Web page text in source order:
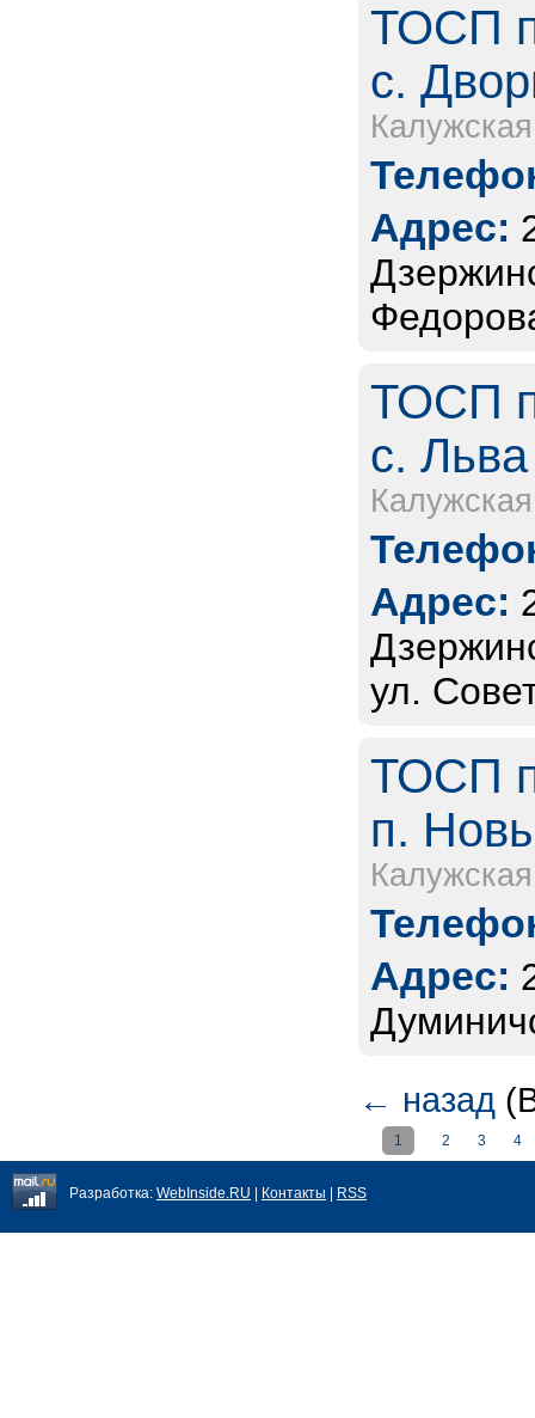
ТОСП
с.
Адрес:
ТОСП
с. Льва
Адрес:
ул.
ТОСП
п.
Адрес:
← назад
1 2 3 4
Разработка: WebInside.RU Контакты RSS